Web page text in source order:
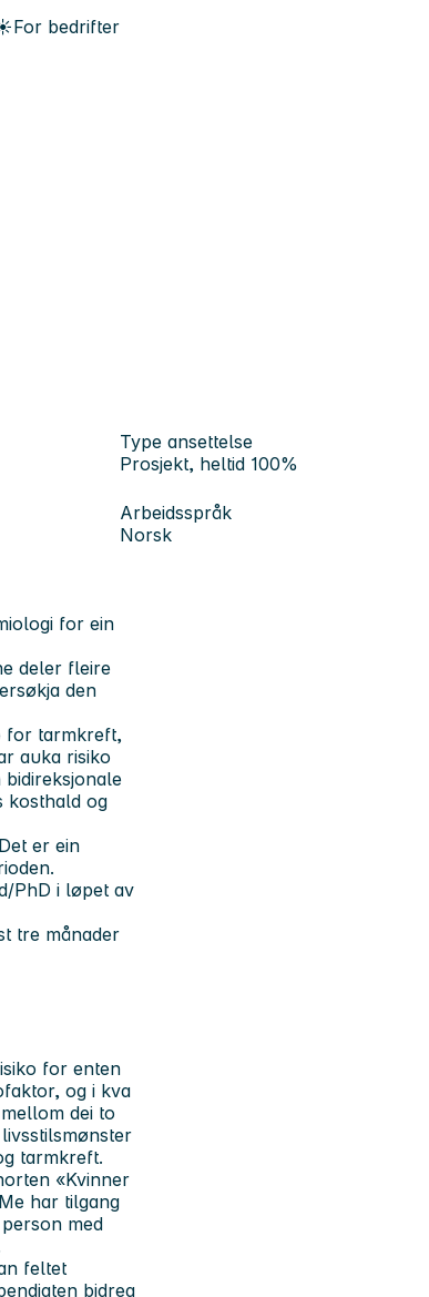
For bedrifter
Type ansettelse
Prosjekt, heltid 100%
Arbeidsspråk
Norsk
for ein
deler fleire
den
for tarmkreft,
auka risiko
bidireksjonale
kosthald og
er ein
PhD i løpet av
tre månader
for enten
og i kva
dei to
tarmkreft.
«Kvinner
har tilgang
med
feltet
bidreg